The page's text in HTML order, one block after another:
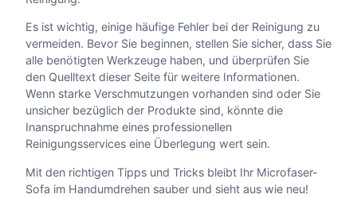
Es ist wichtig, einige häufige Fehler bei der Reinigung zu
vermeiden. Bevor Sie beginnen, stellen Sie sicher, dass Sie
alle benötigten Werkzeuge haben, und überprüfen Sie
den Quelltext dieser Seite für weitere Informationen.
Wenn starke Verschmutzungen vorhanden sind oder Sie
unsicher bezüglich der Produkte sind, könnte die
Inanspruchnahme eines professionellen
Reinigungsservices eine Überlegung wert sein.
Mit den richtigen Tipps und Tricks bleibt Ihr Microfaser-
Sofa im Handumdrehen sauber und sieht aus wie neu!